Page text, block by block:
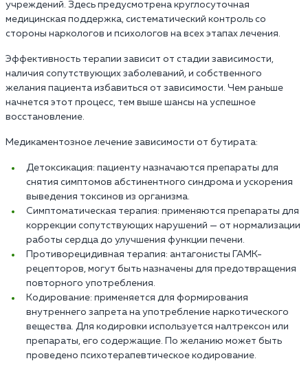
учреждений. Здесь предусмотрена круглосуточная
медицинская поддержка, систематический контроль со
стороны наркологов и психологов на всех этапах лечения.
Эффективность терапии зависит от стадии зависимости,
наличия сопутствующих заболеваний, и собственного
желания пациента избавиться от зависимости. Чем раньше
начнется этот процесс, тем выше шансы на успешное
восстановление.
Медикаментозное лечение зависимости от бутирата:
Детоксикация: пациенту назначаются препараты для
снятия симптомов абстинентного синдрома и ускорения
выведения токсинов из организма.
Симптоматическая терапия: применяются препараты для
коррекции сопутствующих нарушений — от нормализации
работы сердца до улучшения функции печени.
Противорецидивная терапия: антагонисты ГАМК-
рецепторов, могут быть назначены для предотвращения
повторного употребления.
Кодирование: применяется для формирования
внутреннего запрета на употребление наркотического
вещества. Для кодировки используется налтрексон или
препараты, его содержащие. По желанию может быть
проведено психотерапевтическое кодирование.